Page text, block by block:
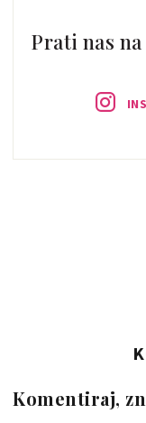
Prati nas
Komentiraj,